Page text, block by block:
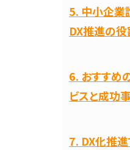
5. 中小企業
DX推進の役
6. おすすめ
ビスと成功
7. DX化推